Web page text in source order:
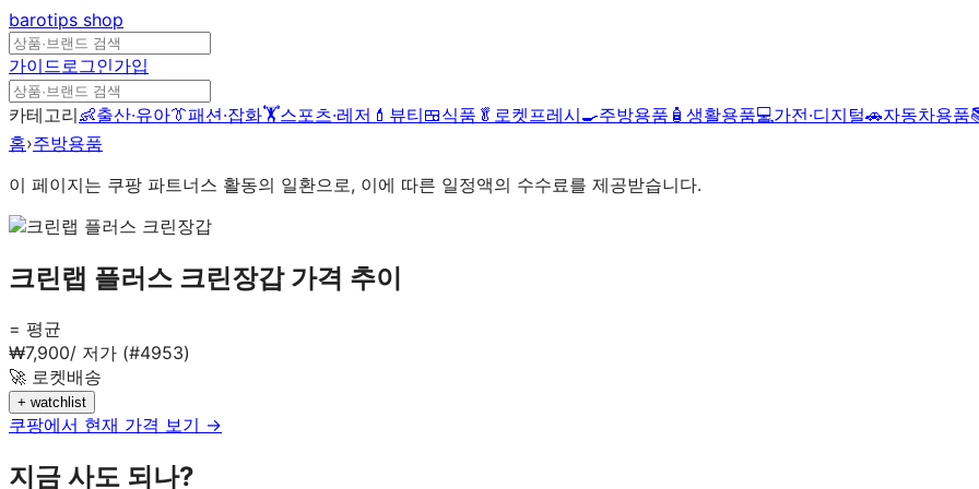
barotips shop
가이드로그인가입
카테고리👶출산·유아👔패션·잡화🏋️스포츠·레저 💄 뷰티🍱식품 🥬 로켓프레시🍳주방용품 🧴 생활용품💻가전·디지털🚗자동차용품
홈›주방용품
이 페이지는 쿠팡 파트너스 활동의 일환으로, 이에 따른 일정액의 수수료를 제공받습니다.
크린랩 플러스 크린장갑가격 추이
= 평균
₩7,900/ 저가 (#4953)
🚀 로켓배송
+ watchlist
쿠팡에서 현재 가격 보기 →
지금 사도 되나?